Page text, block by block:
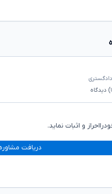
دیدگاه
و اثبات نماید.
دریافت